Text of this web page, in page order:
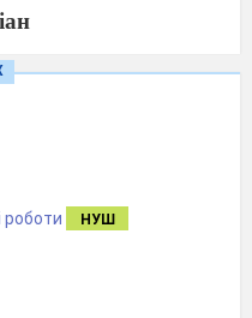
68кг моркви. В
роботи НУШ